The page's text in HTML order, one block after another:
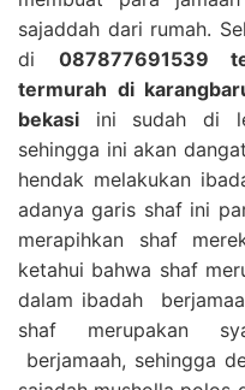
sajaddah dari rumah.
di 087877691539
termurah di
bekasi ini sudah di
sehingga ini akan
hendak melakukan
adanya garis shaf ini
merapihkan shaf
ketahui bahwa shaf
dalam ibadah
shaf merupakan
berjamaah, sehingga